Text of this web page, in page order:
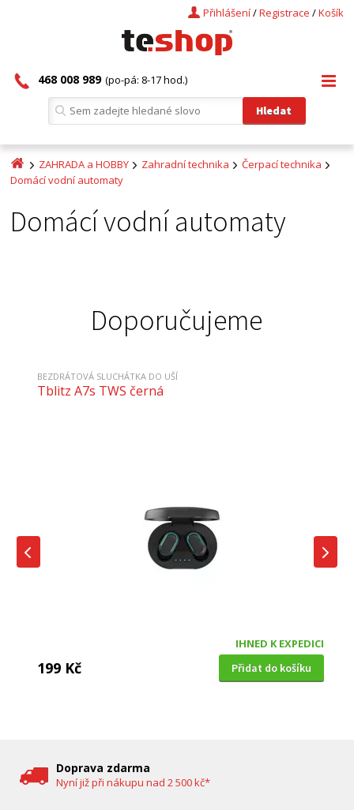
Košík
/
Registrace
/
Přihlášení
468 008 989 (po-pá: 8-17 hod.)
ZAHRADA a HOBBY Zahradní technika
Čerpací technika
Domácí vodní automaty
Domácí vodní automaty
Doporučujeme
BEZDRÁTOVÁ SLUCHÁTKA DO UŠÍ
Tblitz A7s TWS černá
IHNED K EXPEDICI
199 Kč Přidat do košíku
Doprava zdarma
Nyní již při nákupu nad 2 500 kč*